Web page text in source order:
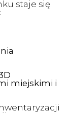
staje się
miejskimi i